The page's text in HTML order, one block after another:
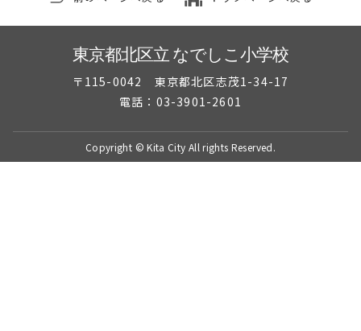
東京都北区立 なでしこ小学校
〒115-0042 東京都北区志茂1-34-17
電話：03-3901-2601
Copyright © Kita City All rights Reserved.